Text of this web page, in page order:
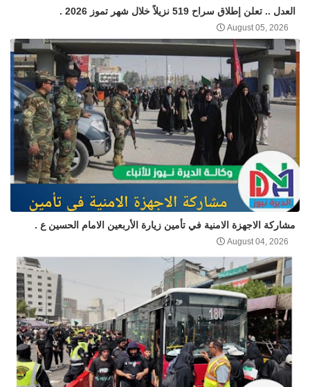
العدل .. تعلن إطلاق سراح 519 نزيلاً خلال شهر تموز 2026 .
August 05, 2026
مشاركة الاجهزة الامنية في تأمين زيارة الأربعين الامام الحسين ع .
August 04, 2026